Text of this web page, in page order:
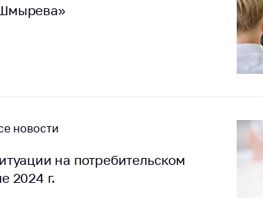
новости
на потребительском
2024 г.